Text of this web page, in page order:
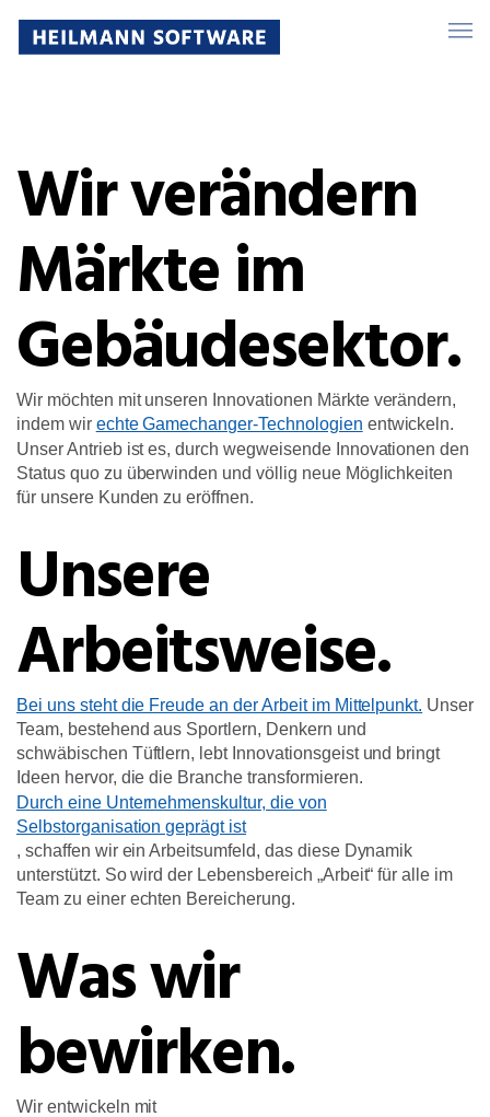
Wir verändern
Märkte im
Gebäudesektor.
Wir möchten mit unseren Innovationen Märkte verändern,
indem wir echte Gamechanger-Technologien entwickeln.
Unser Antrieb ist es, durch wegweisende Innovationen den
Status quo zu überwinden und völlig neue Möglichkeiten
für unsere Kunden zu eröffnen.
Unsere
Arbeitsweise.
Bei uns steht die Freude an der Arbeit im Mittelpunkt. Unser
Team, bestehend aus Sportlern, Denkern und
schwäbischen Tüftlern, lebt Innovationsgeist und bringt
Ideen hervor, die die Branche transformieren.
Durch eine Unternehmenskultur, die von
Selbstorganisation geprägt ist
, schaffen wir ein Arbeitsumfeld, das diese Dynamik
unterstützt. So wird der Lebensbereich „Arbeit“ für alle im
Team zu einer echten Bereicherung.
Was wir
bewirken.
Wir entwickeln mit